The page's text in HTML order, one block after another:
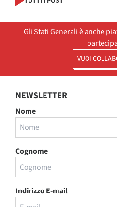
Gli Stati Generali è anche
VUOI
NEWSLETTER
Nome
Cognome
Indirizzo E-mail